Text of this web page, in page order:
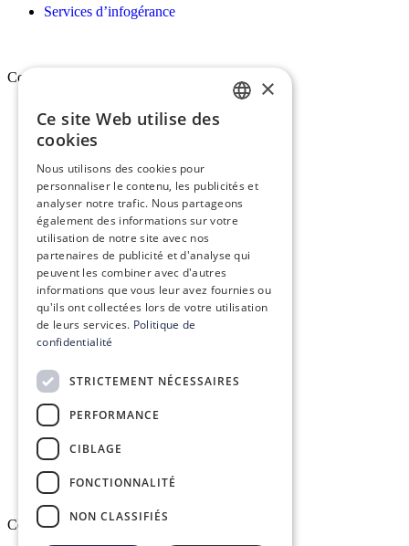
Services d’infogérance
Conex
Qui sommes-nous ?
Vision, mission & valeurs
Nos engagements
Le groupe Conex
Recrutement
Ressources
Espace client DELTAPASS
Copyright © 2026. All rights reserved.
×
Ce site Web utilise des
cookies
Nous utilisons des cookies pour
personnaliser le contenu, les publicités et
analyser notre trafic. Nous partageons
également des informations sur votre
utilisation de notre site avec nos
partenaires de publicité et d'analyse qui
peuvent les combiner avec d'autres
informations que vous leur avez fournies ou
qu'ils ont collectées lors de votre utilisation
de leurs services. Politique de
confidentialité
STRICTEMENT NÉCESSAIRES
PERFORMANCE
CIBLAGE
FONCTIONNALITÉ
NON CLASSIFIÉS